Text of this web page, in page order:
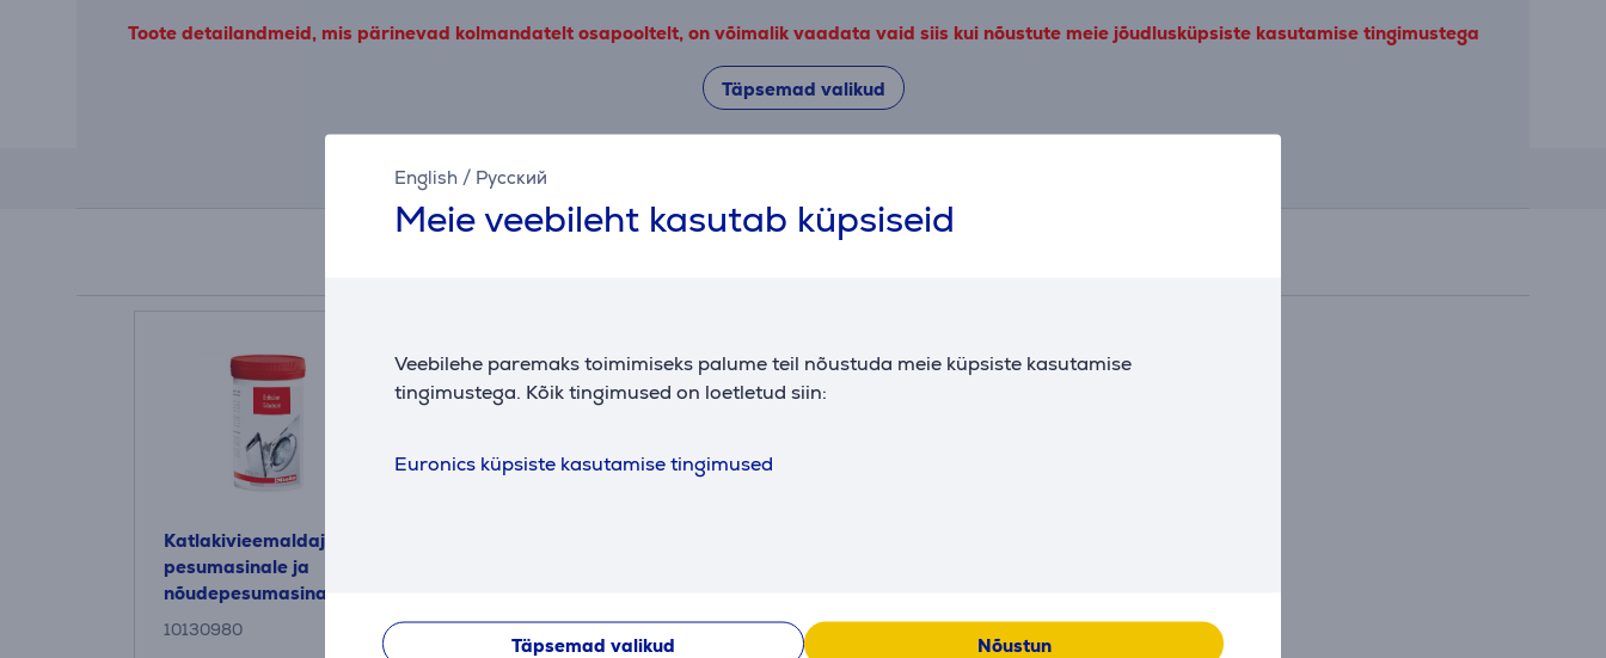
English / Русский
Meie veebileht kasutab küpsiseid
Veebilehe paremaks toimimiseks palume teil nõustuda meie küpsiste kasutamise
tingimustega. Kõik tingimused on loetletud siin:
Euronics küpsiste kasutamise tingimused
Täpsemad valikud Nõustun
Toote detailandmeid, mis pärinevad kolmandatelt osapooltelt, on võimalik vaadata vaid siis kui nõustute meie jõudlusküpsiste kasutamise tingimustega
Täpsemad valikud
Katlakivieemaldaja
pesumasinale ja
nõudepesumasinale
Miele 250 g
10130980 11905830